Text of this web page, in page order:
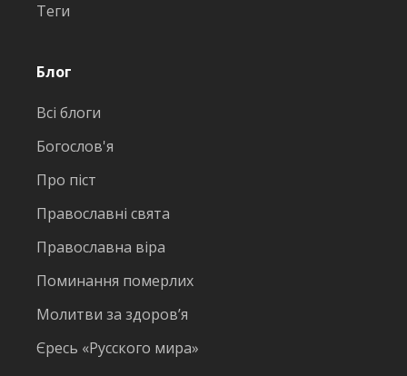
Теги
Блог
Всі блоги
Богослов'я
Про піст
Православні свята
Православна віра
Поминання померлих
Молитви за здоров’я
Єресь «Русского мира»